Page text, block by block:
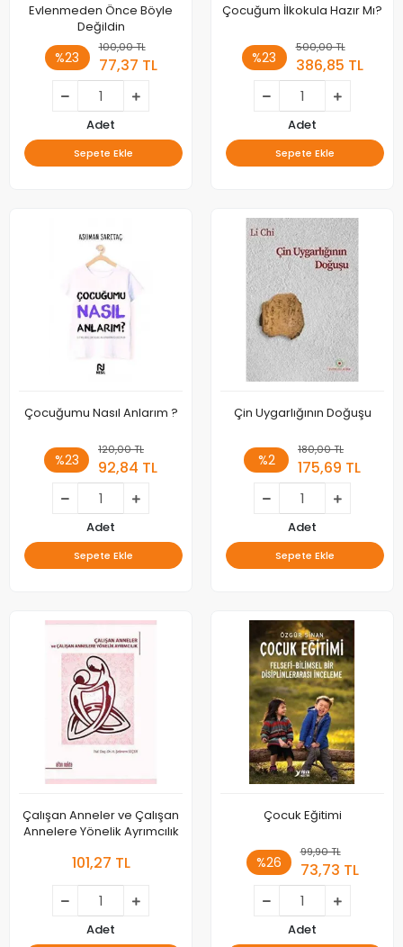
Evlenmeden Önce Böyle
Değildin
%23
100,00 TL
77,37 TL
Adet
Sepete Ekle
Çocuğum İlkokula Hazır Mı?
%23
500,00 TL
386,85 TL
Adet
Sepete Ekle
Çocuğumu Nasıl Anlarım ?
%23
120,00 TL
92,84 TL
Adet
Sepete Ekle
Çin Uygarlığının Doğuşu
%2
180,00 TL
175,69 TL
Adet
Sepete Ekle
Çalışan Anneler ve Çalışan
Annelere Yönelik Ayrımcılık
101,27 TL
Adet
Çocuk Eğitimi
%26
99,90 TL
73,73 TL
Adet